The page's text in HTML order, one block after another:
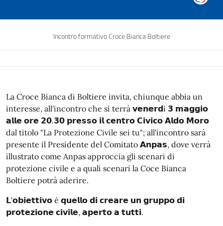
Incontro formativo Croce Bianca Boltiere
La Croce Bianca di Boltiere invita, chiunque abbia un
interesse, all'incontro che si terrà 𝘃𝗲𝗻𝗲𝗿𝗱ì 𝟯 𝗺𝗮𝗴𝗴𝗶𝗼
𝗮𝗹𝗹𝗲 𝗼𝗿𝗲 𝟮𝟬.𝟯𝟬 𝗽𝗿𝗲𝘀𝘀𝗼 𝗶𝗹 𝗰𝗲𝗻𝘁𝗿𝗼 𝗖𝗶𝘃𝗶𝗰𝗼 𝗔𝗹𝗱𝗼 𝗠𝗼𝗿𝗼
dal titolo "La Protezione Civile sei tu"; all'incontro sarà
presente il Presidente del Comitato 𝗔𝗻𝗽𝗮𝘀, dove verrà
illustrato come Anpas approccia gli scenari di
protezione civile e a quali scenari la Coce Bianca
Boltiere potrà aderire.
𝗟'𝗼𝗯𝗶𝗲𝘁𝘁𝗶𝘃𝗼 é 𝗾𝘂𝗲𝗹𝗹𝗼 𝗱𝗶 𝗰𝗿𝗲𝗮𝗿𝗲 𝘂𝗻 𝗴𝗿𝘂𝗽𝗽𝗼 𝗱𝗶
𝗽𝗿𝗼𝘁𝗲𝘇𝗶𝗼𝗻𝗲 𝗰𝗶𝘃𝗶𝗹𝗲, 𝗮𝗽𝗲𝗿𝘁𝗼 𝗮 𝘁𝘂𝘁𝘁𝗶.